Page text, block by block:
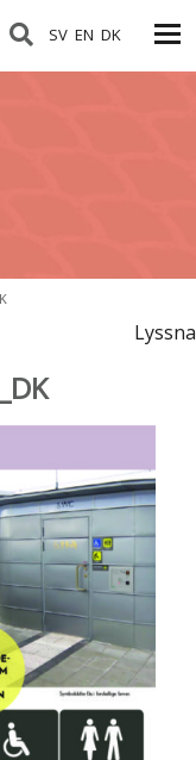
SV EN DK
Lyssna